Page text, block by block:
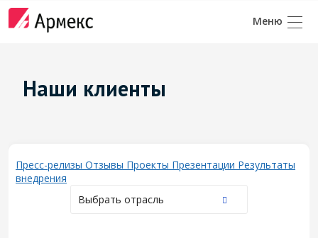
Наши клиенты
Пресс-релизы Отзывы Проекты Презентации Результаты
внедрения
Выбрать отрасль